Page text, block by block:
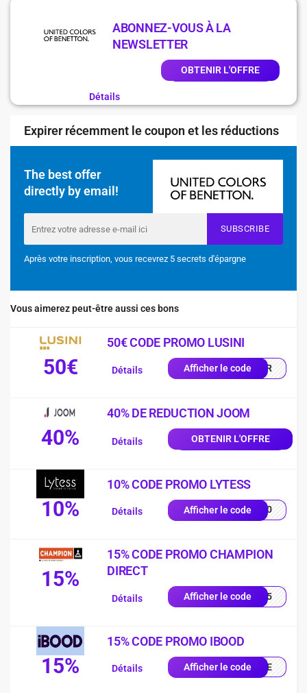
ABONNEZ-VOUS À LA
NEWSLETTER
OBTENIR L'OFFRE
Détails
Expirer récemment le coupon et les réductions
The best offer
directly by email!
SUBSCRIBE
Après votre inscription, vous recevrez 5 secrets d'épargne
Vous aimerez peut-être aussi ces bons
50€
50€ CODE PROMO LUSINI
Afficher le code0-FR
Détails
40%
40% DE REDUCTION JOOM
OBTENIR L'OFFRE
Détails
10%
10% CODE PROMO LYTESS
Afficher le codeSS10
Détails
15%
15% CODE PROMO CHAMPION
DIRECT
Afficher le codeUE15
Détails
15%
15% CODE PROMO IBOOD
Afficher le codeIQUE
Détails